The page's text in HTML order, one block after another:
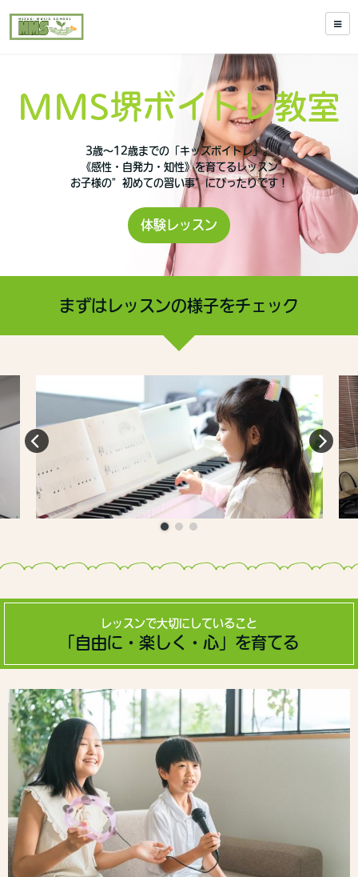
MMS堺ボイトレ教室
3歳～12歳までの「キッズボイトレ」。
《感性・自発力・知性》を育てるレッスン
お子様の”初めての習い事”にぴったりです！
体験レッスン
まずはレッスンの様子をチェック
レッスンで大切にしていること
「自由に・楽しく・心」を育てる